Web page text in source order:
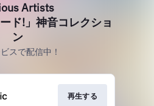
Artists
ド!」神音コレクショ
ン
スで配信中！
再生する